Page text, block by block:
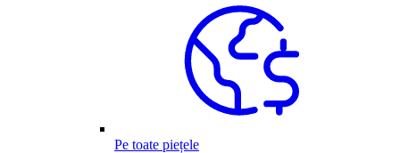
Pe toate piețele